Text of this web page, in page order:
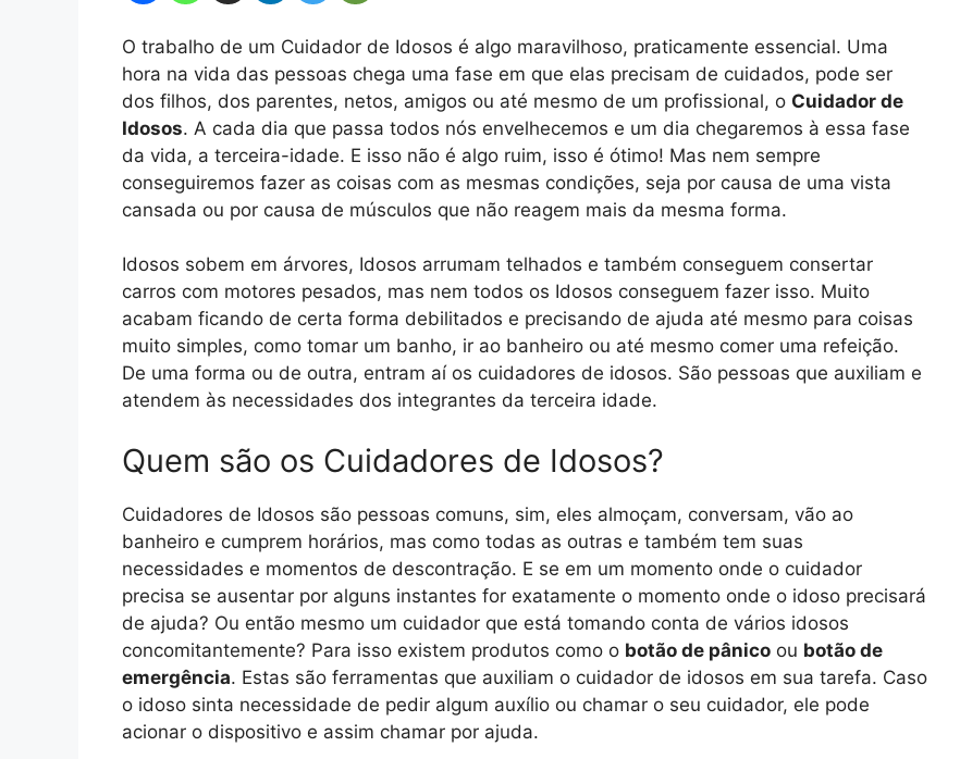
O trabalho de um Cuidador de Idosos é algo maravilhoso, praticamente essencial. Uma
hora na vida das pessoas chega uma fase em que elas precisam de cuidados, pode ser
dos filhos, dos parentes, netos, amigos ou até mesmo de um profissional, o Cuidador de
Idosos. A cada dia que passa todos nós envelhecemos e um dia chegaremos à essa fase
da vida, a terceira-idade. E isso não é algo ruim, isso é ótimo! Mas nem sempre
conseguiremos fazer as coisas com as mesmas condições, seja por causa de uma vista
cansada ou por causa de músculos que não reagem mais da mesma forma.
Idosos sobem em árvores, Idosos arrumam telhados e também conseguem consertar
carros com motores pesados, mas nem todos os Idosos conseguem fazer isso. Muito
acabam ficando de certa forma debilitados e precisando de ajuda até mesmo para coisas
muito simples, como tomar um banho, ir ao banheiro ou até mesmo comer uma refeição.
De uma forma ou de outra, entram aí os cuidadores de idosos. São pessoas que auxiliam e
atendem às necessidades dos integrantes da terceira idade.
Quem são os Cuidadores de Idosos?
Cuidadores de Idosos são pessoas comuns, sim, eles almoçam, conversam, vão ao
banheiro e cumprem horários, mas como todas as outras e também tem suas
necessidades e momentos de descontração. E se em um momento onde o cuidador
precisa se ausentar por alguns instantes for exatamente o momento onde o idoso precisará
de ajuda? Ou então mesmo um cuidador que está tomando conta de vários idosos
concomitantemente? Para isso existem produtos como o botão de pânico ou botão de
emergência. Estas são ferramentas que auxiliam o cuidador de idosos em sua tarefa. Caso
o idoso sinta necessidade de pedir algum auxílio ou chamar o seu cuidador, ele pode
acionar o dispositivo e assim chamar por ajuda.